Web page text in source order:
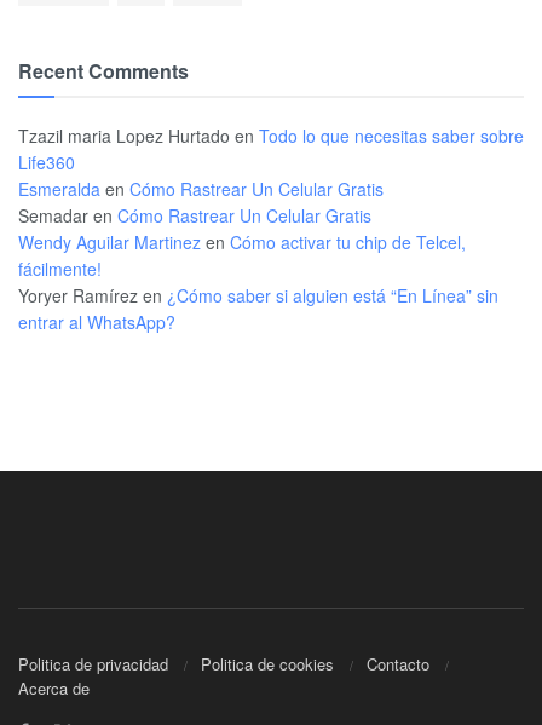
Recent Comments
Tzazil maria Lopez Hurtado en Todo lo que necesitas saber sobre
Life360
Esmeralda en Cómo Rastrear Un Celular Gratis
Semadar en Cómo Rastrear Un Celular Gratis
Wendy Aguilar Martinez en Cómo activar tu chip de Telcel,
fácilmente!
Yoryer Ramírez en ¿Cómo saber si alguien está “En Línea” sin
entrar al WhatsApp?
Politica de privacidad Politica de cookies
Contacto
Acerca de